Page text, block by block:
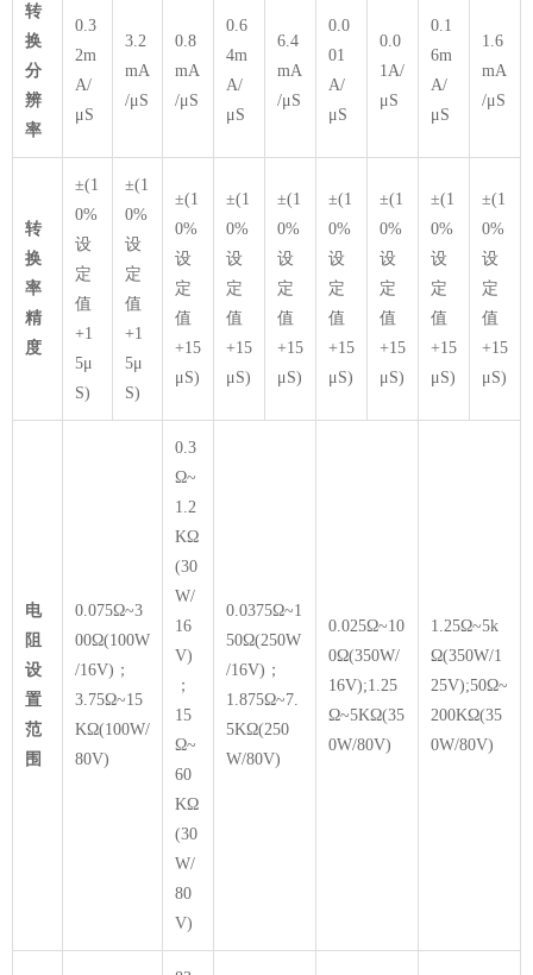
转
换
分
辨
率
0.3
2m
A/
μS
3.2
mA
/μS
0.8
mA
/μS
0.6
4m
A/
μS
6.4
mA
/μS
0.0
01
A/
μS
0.0
1A/
μS
0.1
6m
A/
μS
1.6
mA
/μS
转
换
率
精
度
±(1
0%
设
定
值
+1
5μ
S)
±(1
0%
设
定
值
+1
5μ
S)
±(1
0%
设
定
值
+15
μS)
±(1
0%
设
定
值
+15
μS)
±(1
0%
设
定
值
+15
μS)
±(1
0%
设
定
值
+15
μS)
±(1
0%
设
定
值
+15
μS)
±(1
0%
设
定
值
+15
μS)
±(1
0%
设
定
值
+15
μS)
电
阻
设
置
范
围
0.075Ω~3
00Ω(100W
/16V)；
3.75Ω~15
KΩ(100W/
80V)
0.3
Ω~
1.2
KΩ
(30
W/
16
V)
；
15
Ω~
60
KΩ
(30
W/
80
V)
0.0375Ω~1
50Ω(250W
/16V)；
1.875Ω~7.
5KΩ(250
W/80V)
0.025Ω~10
0Ω(350W/
16V);1.25
Ω~5KΩ(35
0W/80V)
1.25Ω~5k
Ω(350W/1
25V);50Ω~
200KΩ(35
0W/80V)